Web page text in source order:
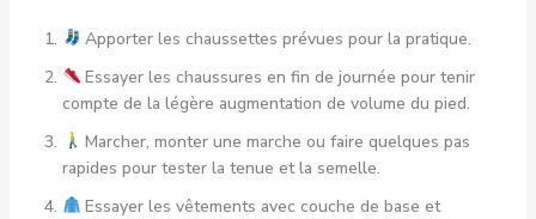
Apporter les chaussettes prévues pour la pratique.
Essayer les chaussures en fin de journée pour tenir
compte de la légère augmentation de volume du pied.
Marcher, monter une marche ou faire quelques pas
rapides pour tester la tenue et la semelle.
Essayer les vêtements avec couche de base et